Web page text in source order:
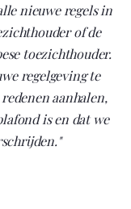
nieuwe regels in
of de
toezichthouder.
regelgeving te
aanhalen,
is en dat we